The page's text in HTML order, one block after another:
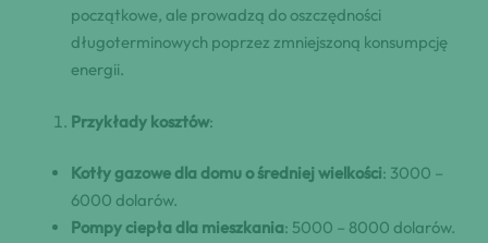
początkowe, ale prowadzą do oszczędności
długoterminowych poprzez zmniejszoną konsumpcję
energii.
Przykłady kosztów:
Kotły gazowe dla domu o średniej wielkości: 3000 –
6000 dolarów.
Pompy ciepła dla mieszkania: 5000 – 8000 dolarów.